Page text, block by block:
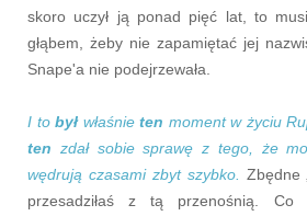
skoro uczył ją ponad pięć lat, to
głąbem, żeby nie zapamiętać jej
Snape'a nie podejrzewała.
I to byłwłaśnie ten moment w życiu
ten zdał sobie sprawę z tego, że
wędrują czasami zbyt szybko.
Zbędne
przesadziłaś z tą przenośnią. Co